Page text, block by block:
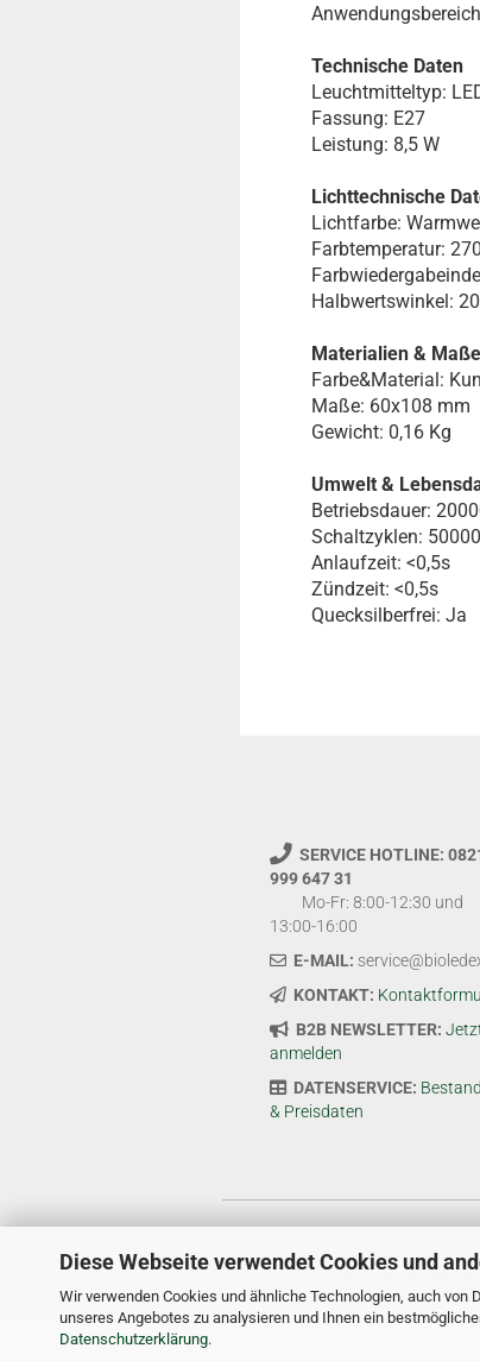
Diese Webseite verwendet Cookies und
Wir verwenden Cookies und ähnliche Technologien, auch
unseres Angebotes zu analysieren und Ihnen ein
Datenschutzerklärung.
Technische Daten
Leuchtmitteltyp:
Fassung: E27
Leistung: 8,5 W
Lichttechnische
Lichtfarbe:
Farbtemperatur:
Halbwertswinkel:
Materialien & Maße
Farbe&Material:
Maße: 60x108 mm
Gewicht: 0,16 Kg
Umwelt &
Betriebsdauer:
Schaltzyklen: 50000
Anlaufzeit: <0,5s
Zündzeit: <0,5s
Quecksilberfrei: Ja
SERVICE HOTLINE:
999 647 31
Mo-Fr: 8:00-12:30 und
13:00-16:00
E-MAIL:
KONTAKT:
B2B NEWSLETTER:
anmelden
DATENSERVICE:
& Preisdaten
Bioledex